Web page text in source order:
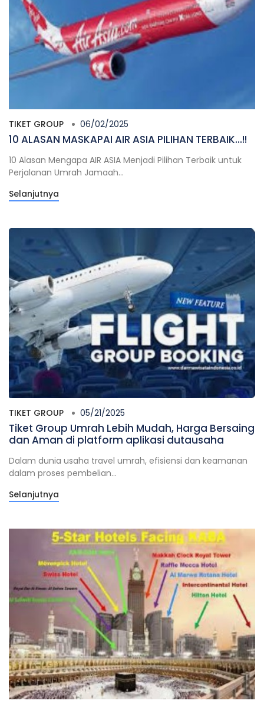
TIKET GROUP 06/02/2025
10 ALASAN MASKAPAI AIR ASIA PILIHAN TERBAIK...!!
10 Alasan Mengapa AIR ASIA Menjadi Pilihan Terbaik untuk
Perjalanan Umrah Jamaah...
Selanjutnya
TIKET GROUP 05/21/2025
Tiket Group Umrah Lebih Mudah, Harga Bersaing
dan Aman di platform aplikasi dutausaha
Dalam dunia usaha travel umrah, efisiensi dan keamanan
dalam proses pembelian...
Selanjutnya